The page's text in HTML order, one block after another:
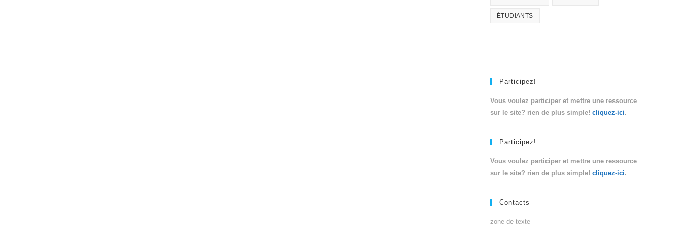
ÉTUDIANTS
Participez!
Vous voulez participer et mettre une ressource
sur le site? rien de plus simple! cliquez-ici.
Participez!
Vous voulez participer et mettre une ressource
sur le site? rien de plus simple! cliquez-ici.
Contacts
zone de texte